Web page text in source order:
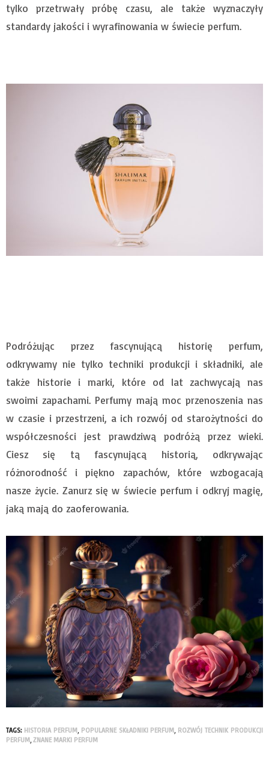
tylko przetrwały próbę czasu, ale także wyznaczyły
standardy jakości i wyrafinowania w świecie perfum.
Podróżując przez fascynującą historię perfum,
odkrywamy nie tylko techniki produkcji i składniki, ale
także historie i marki, które od lat zachwycają nas
swoimi zapachami. Perfumy mają moc przenoszenia nas
w czasie i przestrzeni, a ich rozwój od starożytności do
współczesności jest prawdziwą podróżą przez wieki.
Ciesz się tą fascynującą historią, odkrywając
różnorodność i piękno zapachów, które wzbogacają
nasze życie. Zanurz się w świecie perfum i odkryj magię,
jaką mają do zaoferowania.
TAGS: HISTORIA PERFUM, POPULARNE SKŁADNIKI PERFUM, ROZWÓJ TECHNIK PRODUKCJI
PERFUM,ZNANE MARKI PERFUM